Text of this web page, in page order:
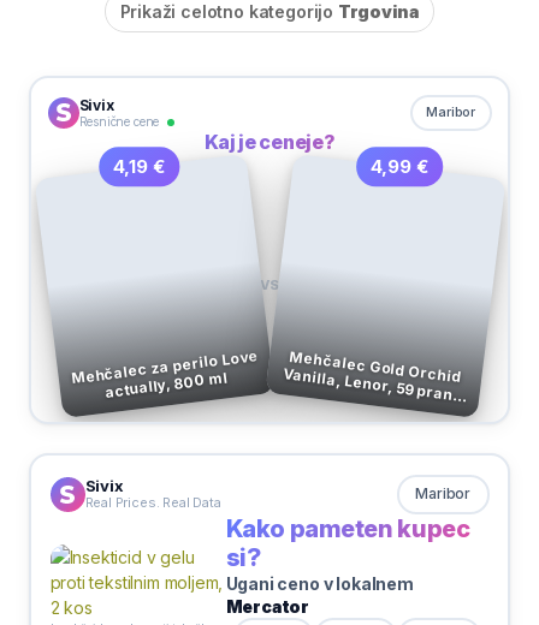
Prikaži celotno kategorijo Trgovina
Sivix
Resnične cene
Maribor
Kaj je ceneje?
4,19 €
Mehčalec za perilo Love
actually, 800 ml
VS
4,99 €
Mehčalec Gold Orchid
Vanilla, Lenor, 59 pranj,
1,23 l
Sivix
Real Prices. Real Data Maribor
Kako pameten kupec
si?
Ugani ceno v lokalnem
Mercator